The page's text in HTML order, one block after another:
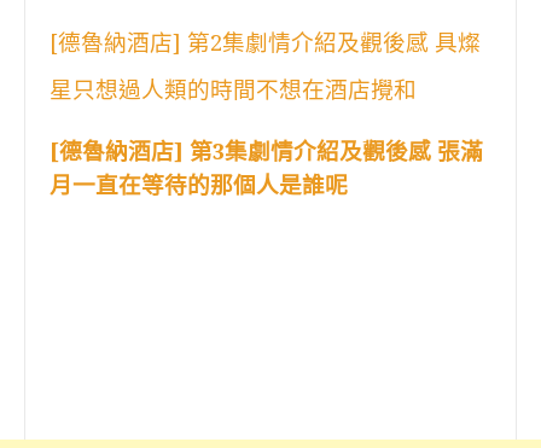
[德魯納酒店] 第2集劇情介紹及觀後感 具燦
星只想過人類的時間不想在酒店攪和
[德魯納酒店] 第3集劇情介紹及觀後感 張滿
月一直在等待的那個人是誰呢